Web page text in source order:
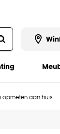
opmeten aan huis